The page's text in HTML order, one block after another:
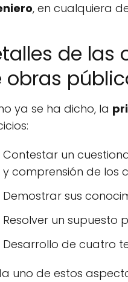
, en cualquiera
de las
obras
ya se ha dicho, la
Contestar un
y comprensión de los
Demostrar sus
Resolver un supuesto
Desarrollo de cuatro
uno de estos